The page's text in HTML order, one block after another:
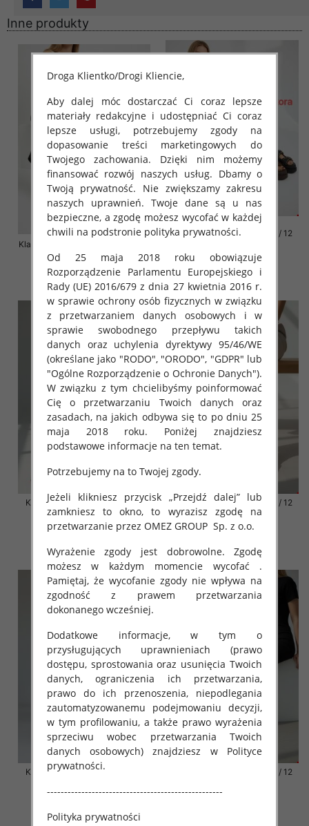
Inne produkty
Klapki damskie Roz 36-41 / 12 par
72.00 zł
szczegóły
Klapki damskie Roz 36-42 / 12
76.00 zł
szczegóły
Klapki damskie Roz 36-42 / 12
par
41.00 zł
szczegóły
Klapki damskie Roz 36-42 / 12
par
41.00 zł
szczegóły
Klapki damskie Roz 36-42 / 12
szczegóły
Klapki damskie Roz 36-42 / 12
Droga Klientko/Drogi Kliencie,
Aby dalej móc dostarczać Ci coraz lepsze
materiały redakcyjne i udostępniać Ci coraz
lepsze usługi, potrzebujemy zgody na
dopasowanie treści marketingowych do
Twojego zachowania. Dzięki nim możemy
finansować rozwój naszych usług. Dbamy o
Twoją prywatność. Nie zwiększamy zakresu
naszych uprawnień. Twoje dane są u nas
bezpieczne, a zgodę możesz wycofać w każdej
chwili na podstronie polityka prywatności.
Od 25 maja 2018 roku obowiązuje
Rozporządzenie Parlamentu Europejskiego i
Rady (UE) 2016/679 z dnia 27 kwietnia 2016 r.
w sprawie ochrony osób fizycznych w związku
z przetwarzaniem danych osobowych i w
sprawie swobodnego przepływu takich
danych oraz uchylenia dyrektywy 95/46/WE
(określane jako "RODO", "ORODO", "GDPR" lub
"Ogólne Rozporządzenie o Ochronie Danych").
W związku z tym chcielibyśmy poinformować
Cię o przetwarzaniu Twoich danych oraz
zasadach, na jakich odbywa się to po dniu 25
maja 2018 roku. Poniżej znajdziesz
podstawowe informacje na ten temat.
Potrzebujemy na to Twojej zgody.
Jeżeli klikniesz przycisk „Przejdź dalej” lub
zamkniesz to okno, to wyrazisz zgodę na
przetwarzanie przez OMEZ GROUP Sp. z o.o.
Wyrażenie zgody jest dobrowolne. Zgodę
możesz w każdym momencie wycofać .
Pamiętaj, że wycofanie zgody nie wpływa na
zgodność z prawem przetwarzania
dokonanego wcześniej.
Dodatkowe informacje, w tym o
przysługujących uprawnieniach (prawo
dostępu, sprostowania oraz usunięcia Twoich
danych, ograniczenia ich przetwarzania,
prawo do ich przenoszenia, niepodlegania
zautomatyzowanemu podejmowaniu decyzji,
w tym profilowaniu, a także prawo wyrażenia
sprzeciwu wobec przetwarzania Twoich
danych osobowych) znajdziesz w Polityce
prywatności.
---------------------------------------------------
Polityka prywatności